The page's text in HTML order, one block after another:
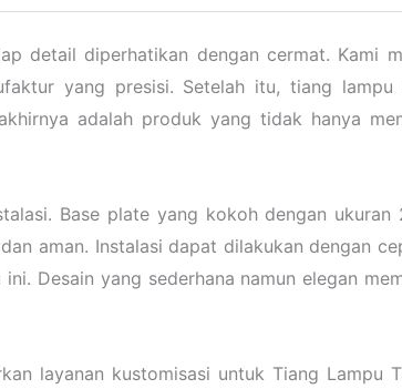
detail diperhatikan dengan cermat. Kami
yang presisi. Setelah itu, tiang lampu
adalah produk yang tidak hanya
Base plate yang kokoh dengan
aman. Instalasi dapat dilakukan dengan
Desain yang sederhana namun elegan
layanan kustomisasi untuk Tiang Lampu